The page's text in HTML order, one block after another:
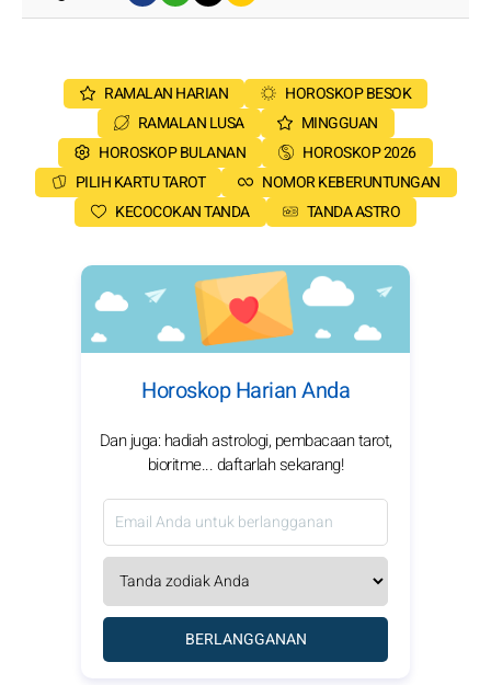
RAMALAN HARIAN
HOROSKOP BESOK
RAMALAN LUSA
MINGGUAN
HOROSKOP BULANAN
HOROSKOP 2026
PILIH KARTU TAROT
NOMOR KEBERUNTUNGAN
KECOCOKAN TANDA
TANDA ASTRO
Horoskop Harian Anda
Dan juga: hadiah astrologi, pembacaan tarot,
bioritme... daftarlah sekarang!
BERLANGGANAN